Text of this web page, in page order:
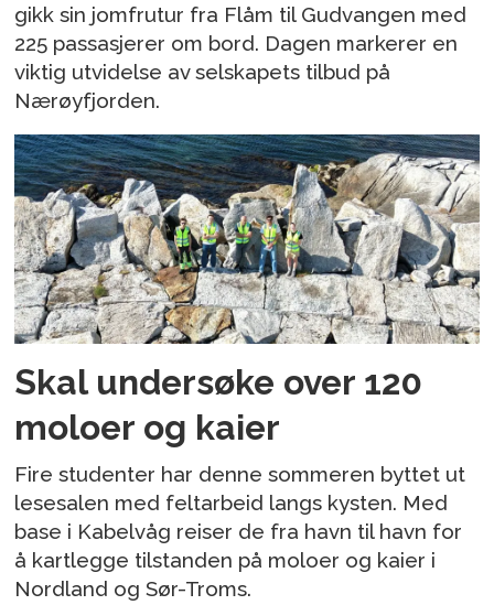
gikk sin jomfrutur fra Flåm til Gudvangen med
225 passasjerer om bord. Dagen markerer en
viktig utvidelse av selskapets tilbud på
Nærøyfjorden.
Skal undersøke over 120
moloer og kaier
Fire studenter har denne sommeren byttet ut
lesesalen med feltarbeid langs kysten. Med
base i Kabelvåg reiser de fra havn til havn for
å kartlegge tilstanden på moloer og kaier i
Nordland og Sør-Troms.